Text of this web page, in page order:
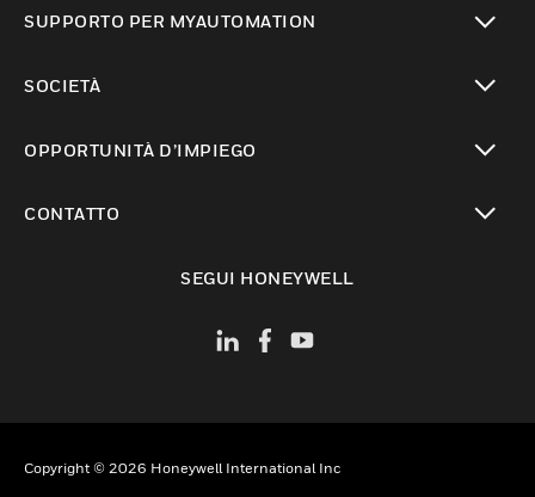
SUPPORTO PER MYAUTOMATION
SOCIETÀ
OPPORTUNITÀ D’IMPIEGO
CONTATTO
SEGUI HONEYWELL
Copyright © 2026 Honeywell International Inc